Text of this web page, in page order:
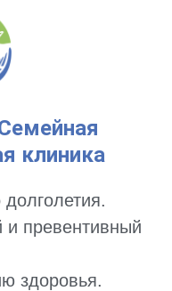
клиника
и превентивный
здоровья.